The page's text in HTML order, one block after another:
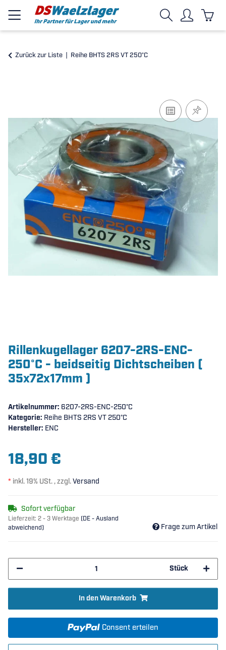
Zurück zur Liste Reihe BHTS 2RS VT 250°C
Rillenkugellager 6207-2RS-ENC-
250°C - beidseitig Dichtscheiben (
35x72x17mm )
Artikelnummer: 6207-2RS-ENC-250°C
Kategorie: Reihe BHTS 2RS VT 250°C
Hersteller: ENC
18,90 €
* inkl. 19% USt. , zzgl.Versand
Sofort verfügbar
Lieferzeit: 2 - 3 Werktage (DE - Ausland
abweichend)
Frage zum Artikel
Stück
In den Warenkorb
Consent erteilen